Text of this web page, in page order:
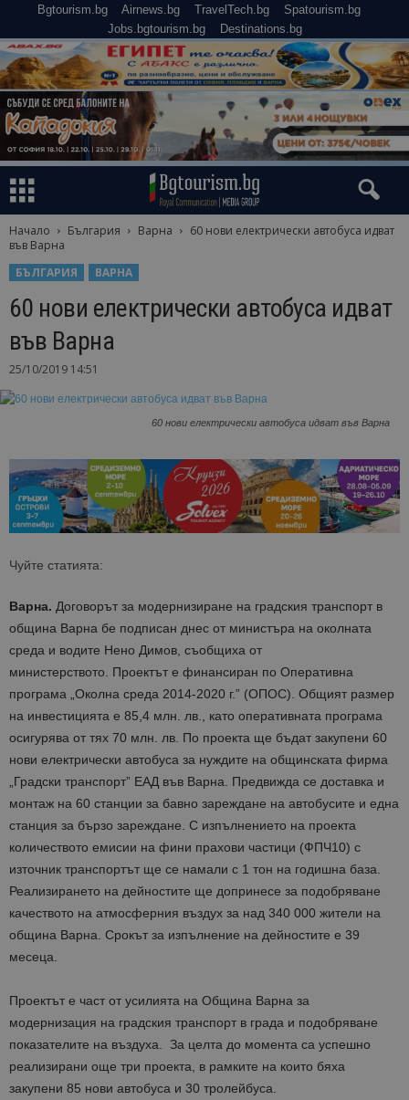
Bgtourism.bg Airnews.bg TravelTech.bg
Spatourism.bg
Jobs.bgtourism.bg
Destinations.bg
Начало България Варна
60 нови електрически автобуса идват
във Варна
БЪЛГАРИЯ
ВАРНА
60 нови електрически автобуса идват
във Варна
25/10/2019 14:51
60 нови електрически автобуса идват във Варна
Чуйте статията:
Варна. Договорът за модернизиране на градския транспорт в
община Варна бе подписан днес от министъра на околната
среда и водите Нено Димов, съобщиха от
министерството. Проектът е финансиран по Оперативна
програма „Околна среда 2014-2020 г.” (ОПОС). Общият размер
на инвестицията е 85,4 млн. лв., като оперативната програма
осигурява от тях 70 млн. лв. По проекта ще бъдат закупени 60
нови електрически автобуса за нуждите на общинската фирма
„Градски транспорт” ЕАД във Варна. Предвижда се доставка и
монтаж на 60 станции за бавно зареждане на автобусите и една
станция за бързо зареждане. С изпълнението на проекта
количеството емисии на фини прахови частици (ФПЧ10) с
източник транспортът ще се намали с 1 тон на годишна база.
Реализирането на дейностите ще допринесе за подобряване
качеството на атмосферния въздух за над 340 000 жители на
община Варна. Срокът за изпълнение на дейностите е 39
месеца.
Проектът е част от усилията на Община Варна за
модернизация на градския транспорт в града и подобряване
показателите на въздуха. За целта до момента са успешно
реализирани още три проекта, в рамките на които бяха
закупени 85 нови автобуса и 30 тролейбуса.